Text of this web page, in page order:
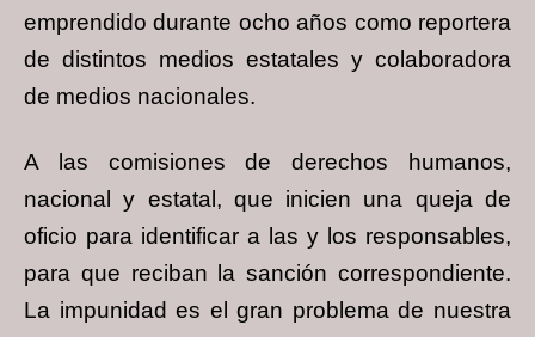
emprendido durante ocho años como reportera
de distintos medios estatales y colaboradora
de medios nacionales.
A las comisiones de derechos humanos,
nacional y estatal, que inicien una queja de
oficio para identificar a las y los responsables,
para que reciban la sanción correspondiente.
La impunidad es el gran problema de nuestra